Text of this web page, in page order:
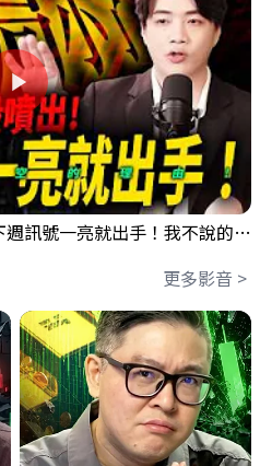
【貪婪時間】格局要打開，下週訊號一亮就出手！我不說的話還真一堆人不知道！｜錢進大趨勢 Mr.智霖 陳 2026/08/08
更多影音 >